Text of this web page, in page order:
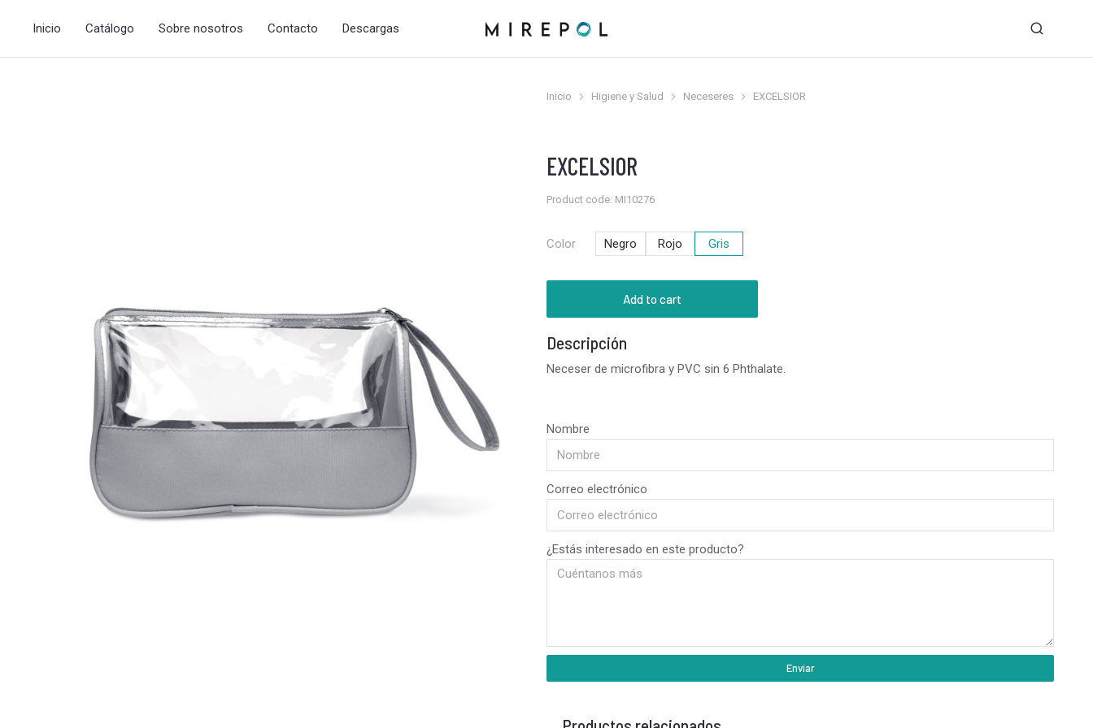
Inicio Catálogo Sobre nosotros Contacto Descargas
Estás aquí:
Inicio Higiene y Salud Neceseres EXCELSIOR
EXCELSIOR
Product code: MI10276
Color Negro Rojo Gris
Add to cart
Descripción
Neceser de microfibra y PVC sin 6 Phthalate.
Nombre
Correo electrónico
¿Estás interesado en este producto?
Enviar